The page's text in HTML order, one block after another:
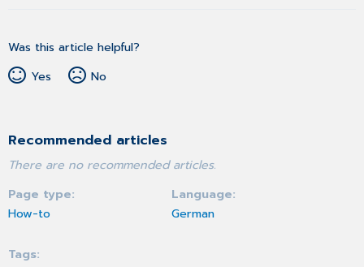
Was this article helpful?
Yes
No
Recommended articles
There are no recommended articles.
Page type
How-to
Language
German
Tags